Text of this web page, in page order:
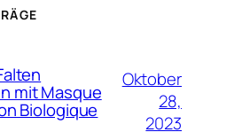
mit Masque
Biologique
Oktober
28,
2023